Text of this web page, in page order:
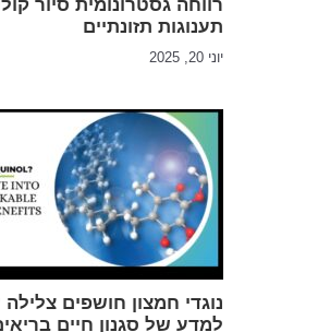
רווחה גסטרונומית סיור
תענוגות תזונתיים
יוני 20, 2025
נוגדי חמצון חושפים
למדע של סגנון חיים